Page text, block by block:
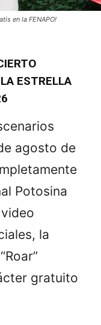
en la FENAPO!
ESTRELLA
agosto de
Potosina
la
gratuito